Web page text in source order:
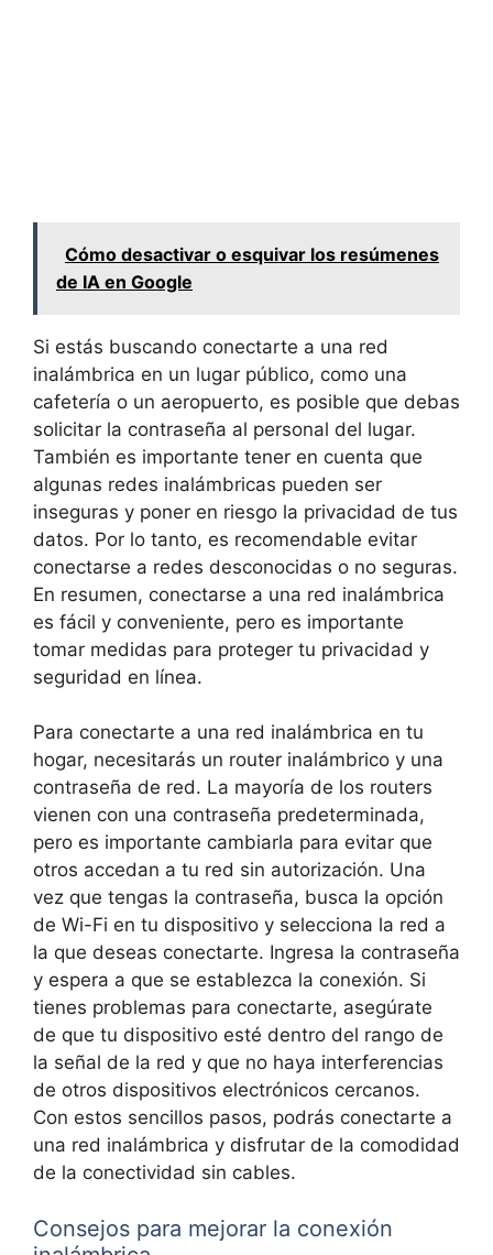
Cómo desactivar o esquivar los resúmenes
de IA en Google
Si estás buscando conectarte a una red
inalámbrica en un lugar público, como una
cafetería o un aeropuerto, es posible que debas
solicitar la contraseña al personal del lugar.
También es importante tener en cuenta que
algunas redes inalámbricas pueden ser
inseguras y poner en riesgo la privacidad de tus
datos. Por lo tanto, es recomendable evitar
conectarse a redes desconocidas o no seguras.
En resumen, conectarse a una red inalámbrica
es fácil y conveniente, pero es importante
tomar medidas para proteger tu privacidad y
seguridad en línea.
Para conectarte a una red inalámbrica en tu
hogar, necesitarás un router inalámbrico y una
contraseña de red. La mayoría de los routers
vienen con una contraseña predeterminada,
pero es importante cambiarla para evitar que
otros accedan a tu red sin autorización. Una
vez que tengas la contraseña, busca la opción
de Wi-Fi en tu dispositivo y selecciona la red a
la que deseas conectarte. Ingresa la contraseña
y espera a que se establezca la conexión. Si
tienes problemas para conectarte, asegúrate
de que tu dispositivo esté dentro del rango de
la señal de la red y que no haya interferencias
de otros dispositivos electrónicos cercanos.
Con estos sencillos pasos, podrás conectarte a
una red inalámbrica y disfrutar de la comodidad
de la conectividad sin cables.
Consejos para mejorar la conexión